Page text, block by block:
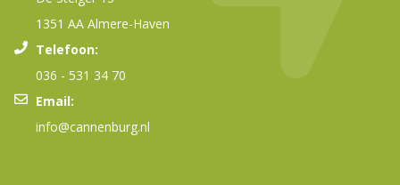
1351 AA Almere-Haven
Telefoon:
036 - 531 34 70
Email:
info@cannenburg.nl